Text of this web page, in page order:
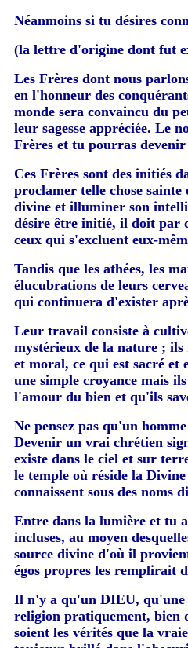
Néanmoins si tu désires
(la lettre d'origine dont fut
Les Frères dont nous
en l'honneur des
monde sera convaincu du
leur sagesse appréciée. Le
Frères et tu pourras
Ces Frères sont des initiés
proclamer telle chose
divine et illuminer son
désire être initié, il doit par
ceux qui s'excluent eux-
Tandis que les athées, les
élucubrations de leurs
qui continuera d'exister
Leur travail consiste à
mystérieux de la nature ; ils
et moral, ce qui est sacré
une simple croyance mais
l'amour du bien et qu'ils
Ne pensez pas qu'un
Devenir un vrai chrétien
existe dans le ciel et sur
le temple où réside la
connaissent sous des noms
Entre dans la lumière et tu
incluses, au moyen
source divine d'où il
égos propres les remplirait
Il n'y a qu'un DIEU, qu'une
religion pratiquement, bien
soient les vérités que la